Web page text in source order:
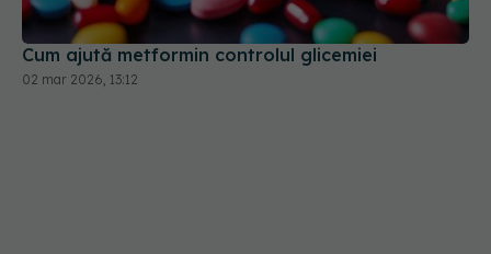
Cum ajută metformin controlul glicemiei
02 mar 2026, 13:12